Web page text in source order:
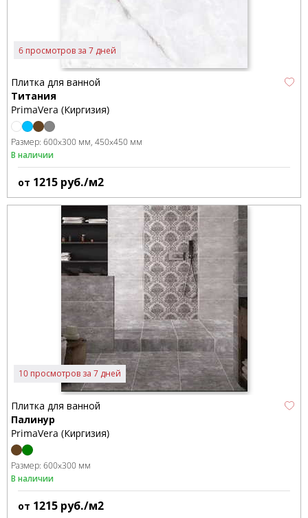
6 просмотров за 7 дней
Плитка для ванной
Титания
PrimaVera (Киргизия)
Размер: 600x300 мм 450x450 мм
В наличии
от 1215 руб./м2
10 просмотров за 7 дней
Плитка для ванной
Палинур
PrimaVera (Киргизия)
Размер: 600x300 мм
В наличии
от 1215 руб./м2